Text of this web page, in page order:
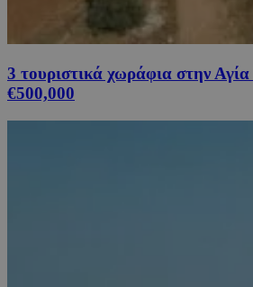
3 τουριστικά χωράφια στην
€500,000